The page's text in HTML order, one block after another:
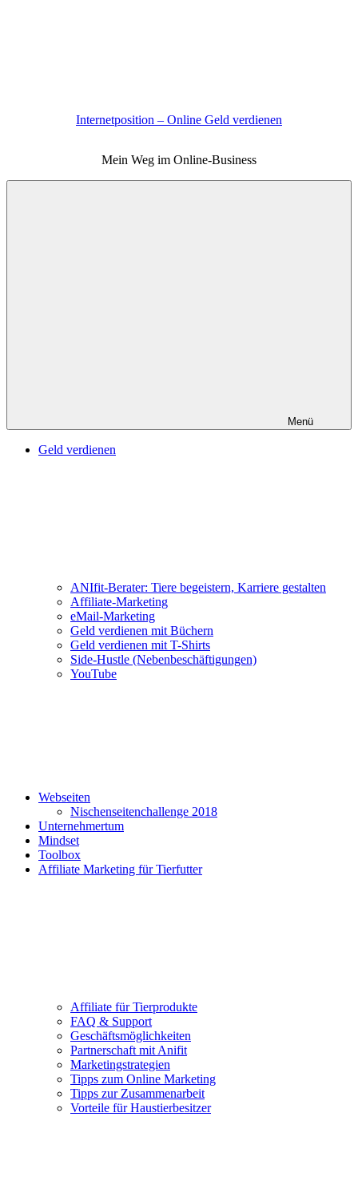
Internetposition – Online Geld verdienen
Mein Weg im Online-Business
Menü
Geld verdienen
ANIfit-Berater: Tiere begeistern, Karriere gestalten
Affiliate-Marketing
eMail-Marketing
Geld verdienen mit Büchern
Geld verdienen mit T-Shirts
Side-Hustle (Nebenbeschäftigungen)
YouTube
Webseiten
Nischenseitenchallenge 2018
Unternehmertum
Mindset
Toolbox
Affiliate Marketing für Tierfutter
Affiliate für Tierprodukte
FAQ & Support
Geschäftsmöglichkeiten
Partnerschaft mit Anifit
Marketingstrategien
Tipps zum Online Marketing
Tipps zur Zusammenarbeit
Vorteile für Haustierbesitzer